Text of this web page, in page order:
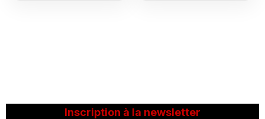
Inscription à la newsletter